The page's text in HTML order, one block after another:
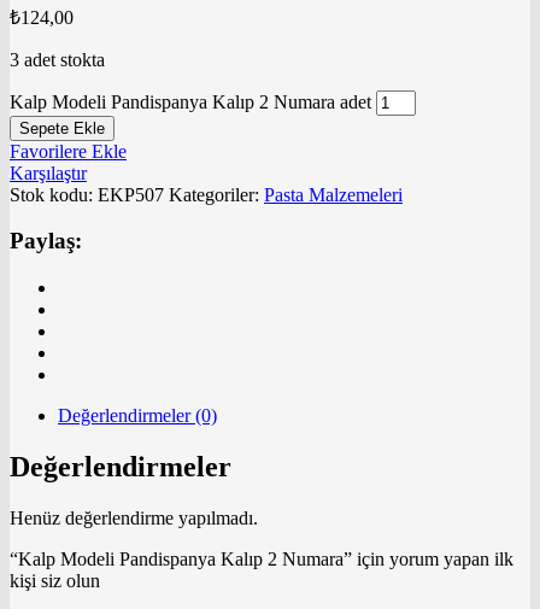
₺124,00
3 adet stokta
Kalp Modeli Pandispanya Kalıp 2 Numara adet
Sepete Ekle
Favorilere Ekle
Karşılaştır
Stok kodu: EKP507 Kategoriler: Pasta Malzemeleri
Paylaş:
Değerlendirmeler (0)
Değerlendirmeler
Henüz değerlendirme yapılmadı.
“Kalp Modeli Pandispanya Kalıp 2 Numara” için yorum yapan ilk
kişi siz olun